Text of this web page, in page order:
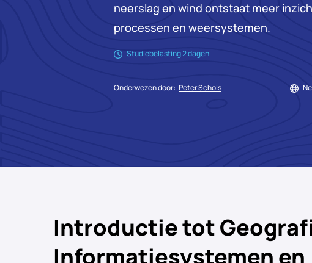
neerslag en wind ontstaat meer
processen en weersystemen.
Studiebelasting 2 dagen
Onderwezen door: Peter Schols
Introductie tot
Informatiesystemen en